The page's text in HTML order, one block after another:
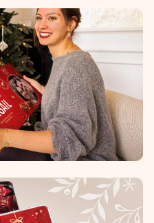
einer Nachricht von
Liebe für den perfekten